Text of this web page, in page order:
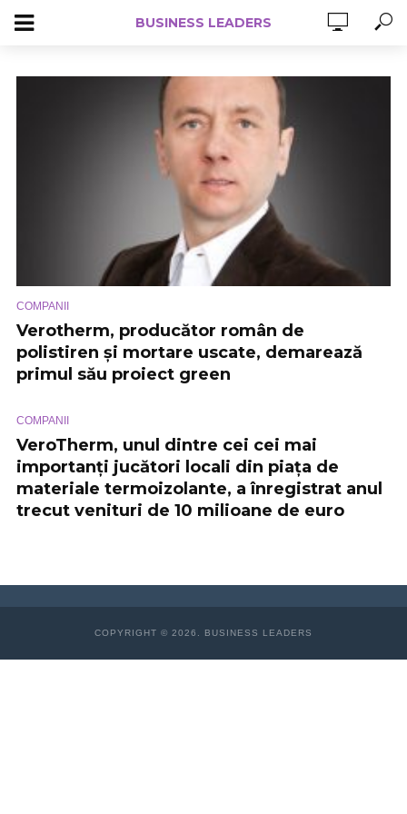
BUSINESS LEADERS
COMPANII
Verotherm, producător român de
polistiren și mortare uscate, demarează
primul său proiect green
COMPANII
VeroTherm, unul dintre cei cei mai
importanţi jucători locali din piața de
materiale termoizolante, a înregistrat anul
trecut venituri de 10 milioane de euro
COPYRIGHT © 2026. BUSINESS LEADERS